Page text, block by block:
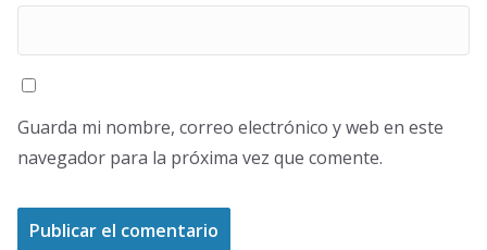
Guarda mi nombre, correo electrónico y web en este
navegador para la próxima vez que comente.